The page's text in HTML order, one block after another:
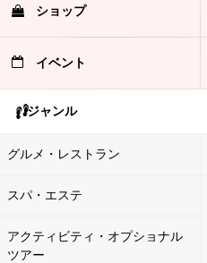
ショップ
イベント
ジャンル
グルメ・レストラン
スパ・エステ
アクティビティ・オプショナル
ツアー